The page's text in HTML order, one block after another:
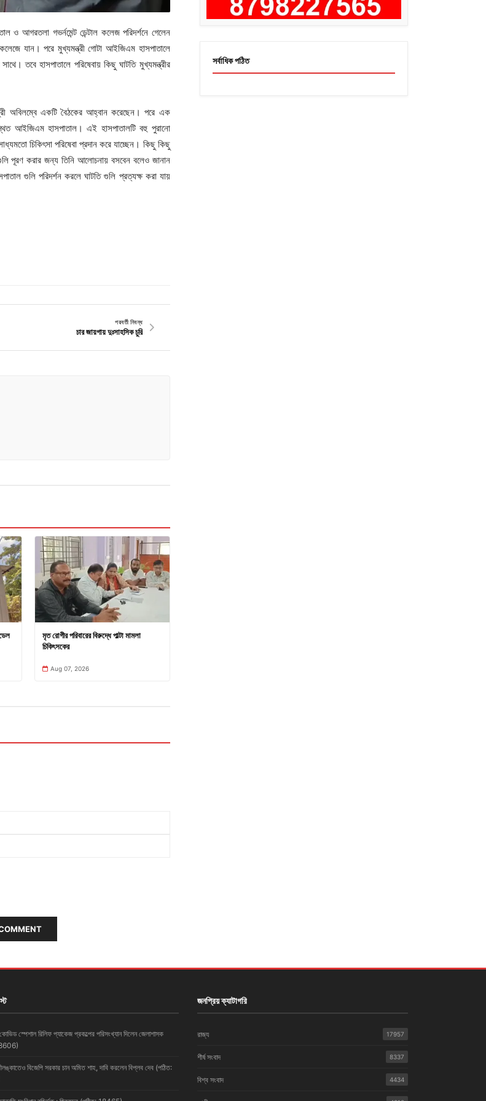
আগরতলা গভর্নমেন্ট ডেন্টাল কলেজ পরিদর্শনে গেলেন
যান। পরে মুখ্যমন্ত্রী গোটা আইজিএম হাসপাতালে
তবে হাসপাতালে পরিষেবায় কিছু ঘাটতি মুখ্যমন্ত্রীর
অবিলম্বে একটি বৈঠকের আহ্বান করেছেন। পরে এক
আইজিএম হাসপাতাল। এই হাসপাতালটি বহু পুরানো
চিকিৎসা পরিষেবা প্রদান করে যাচ্ছেন। কিছু কিছু
পূরণ করার জন্য তিনি আলোচনায় বসবেন বলেও জানান
গুলি পরিদর্শন করলে ঘাটতি গুলি প্রত্যক্ষ করা যায়
পরবর্তী নিবন্ধ
চার জায়গায় দুঃসাহসিক চুরি
মৃত রোগীর পরিবারের বিরুদ্ধে পাল্টা মামলা
চিকিৎসকের
Aug 07, 2026
সর্বাধিক পঠিত
স্পেশাল রিলিফ প্যাকেজ প্রকল্পের পরিসংখ্যান দিলেন জেলাশাসক
বিজেপি সরকার চান অমিত শাহ, দাবি করলেন বিপ্লব দেব (পঠিত:
জনপ্রিয় ক্যাটাগরি
রাজ্য 17957
শীর্ষ সংবাদ 8337
বিশ্ব সংবাদ 4434